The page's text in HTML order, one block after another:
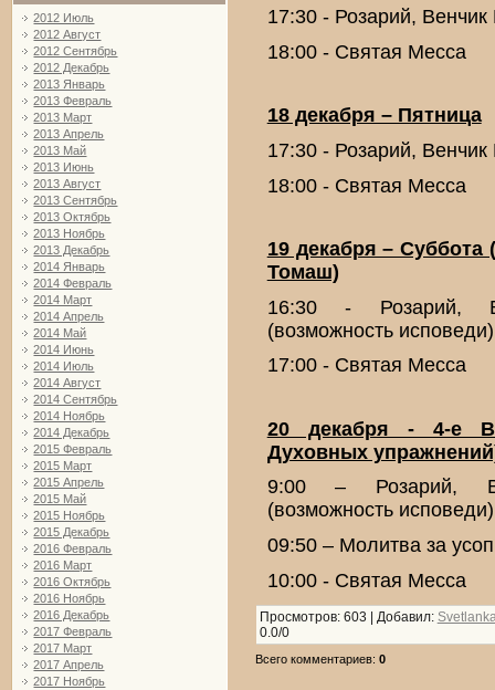
2012 Июль
2012 Август
2012 Сентябрь
2012 Декабрь
2013 Январь
2013 Февраль
2013 Март
2013 Апрель
2013 Май
2013 Июнь
2013 Август
2013 Сентябрь
2013 Октябрь
2013 Ноябрь
2013 Декабрь
2014 Январь
2014 Февраль
2014 Март
2014 Апрель
2014 Май
2014 Июнь
2014 Июль
2014 Август
2014 Сентябрь
2014 Ноябрь
2014 Декабрь
2015 Февраль
2015 Март
2015 Апрель
2015 Май
2015 Ноябрь
2015 Декабрь
2016 Февраль
2016 Март
2016 Октябрь
2016 Ноябрь
2016 Декабрь
2017 Февраль
2017 Март
2017 Апрель
2017 Ноябрь
17:30 - Розарий,
18:00 - Святая Месса
18 декабря – Пятница
17:30 - Розарий,
18:00 - Святая Месса
19 декабря –
Томаш)
16:30 - Розарий,
(возможность исповеди)
17:00 - Святая Месса
20 декабря - 4-е
Духовных
9:00 – Розарий,
(возможность исповеди)
09:50 – Молитва за
10:00 - Святая Месса
Просмотров: 603 | Добавил:
0.0/0
Всего комментариев: 0